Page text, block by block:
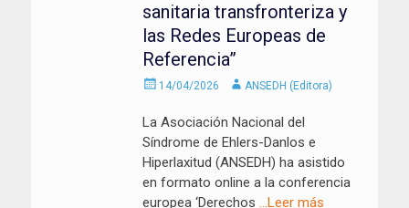
sanitaria transfronteriza y
las Redes Europeas de
Referencia”
Enviado
14/04/2026 AutorANSEDH (Editora)
La Asociación Nacional del
Síndrome de Ehlers-Danlos e
Hiperlaxitud (ANSEDH) ha asistido
en formato online a la conferencia
europea ‘Derechos …Leer más